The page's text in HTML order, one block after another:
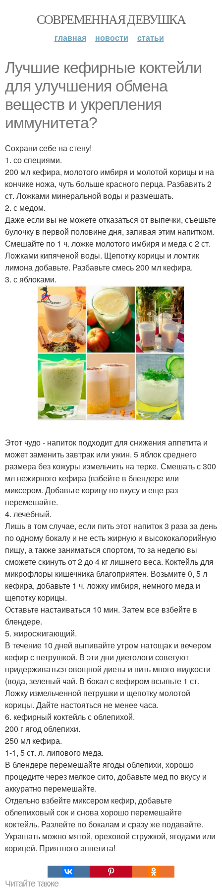
СОВРЕМЕННАЯ ДЕВУШКА
главная новости статьи
Лучшие кефирные коктейли
для улучшения обмена
веществ и укрепления
иммунитета?
Сохрани себе на стену!
1. со специями.
200 мл кефира, молотого имбиря и молотой корицы и на
кончике ножа, чуть больше красного перца. Разбавить 2
ст. Ложками минеральной воды и размешать.
2. с медом.
Даже если вы не можете отказаться от выпечки, съешьте
булочку в первой половине дня, запивая этим напитком.
Смешайте по 1 ч. ложке молотого имбиря и меда с 2 ст.
Ложками кипяченой воды. Щепотку корицы и ломтик
лимона добавьте. Разбавьте смесь 200 мл кефира.
3. с яблоками.
Этот чудо - напиток подходит для снижения аппетита и
может заменить завтрак или ужин. 5 яблок среднего
размера без кожуры измельчить на терке. Смешать с 300
мл нежирного кефира (взбейте в блендере или
миксером. Добавьте корицу по вкусу и еще раз
перемешайте.
4. лечебный.
Лишь в том случае, если пить этот напиток 3 раза за день
по одному бокалу и не есть жирную и высококалорийную
пищу, а также заниматься спортом, то за неделю вы
сможете скинуть от 2 до 4 кг лишнего веса. Коктейль для
микрофлоры кишечника благоприятен. Возьмите 0, 5 л
кефира, добавьте 1 ч. ложку имбиря, немного меда и
щепотку корицы.
Оставьте настаиваться 10 мин. Затем все взбейте в
блендере.
5. жиросжигающий.
В течение 10 дней выпивайте утром натощак и вечером
кефир с петрушкой. В эти дни диетологи советуют
придерживаться овощной диеты и пить много жидкости
(вода, зеленый чай. В бокал с кефиром всыпьте 1 ст.
Ложку измельченной петрушки и щепотку молотой
корицы. Дайте настояться не менее часа.
6. кефирный коктейль с облепихой.
200 г ягод облепихи.
250 мл кефира.
1-1, 5 ст. л. липового меда.
В блендере перемешайте ягоды облепихи, хорошо
процедите через мелкое сито, добавьте мед по вкусу и
аккуратно перемешайте.
Отдельно взбейте миксером кефир, добавьте
облепиховый сок и снова хорошо перемешайте
коктейль. Разлейте по бокалам и сразу же подавайте.
Украшать можно мятой, ореховой стружкой, ягодами или
корицей. Приятного аппетита!
Читайте также